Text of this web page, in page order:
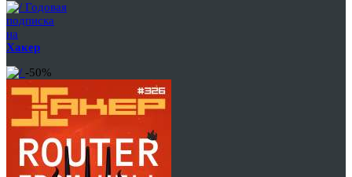
Годовая
подписка
на
Хакер
-50%